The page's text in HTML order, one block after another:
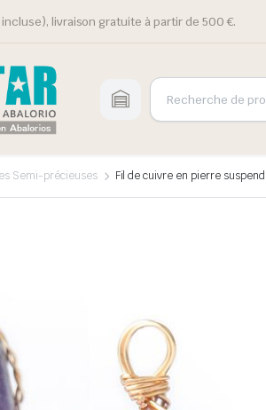
incluse), livraison gratuite à partir de 500 €.
Semi-précieuses Fil de cuivre en pierre